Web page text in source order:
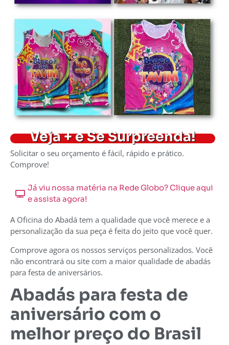
Veja + e Se Surpreenda!
Solicitar o seu orçamento é fácil, rápido e prático.
Comprove!
Já viu nossa matéria na Rede Globo? Clique aqui
e assista agora!
A Oficina do Abadá tem a qualidade que você merece e a
personalização da sua peça é feita do jeito que você quer.
Comprove agora os nossos serviços personalizados. Você
não encontrará ou site com a maior qualidade de abadás
para festa de aniversários.
Abadás para festa de
aniversário com o
melhor preço do Brasil